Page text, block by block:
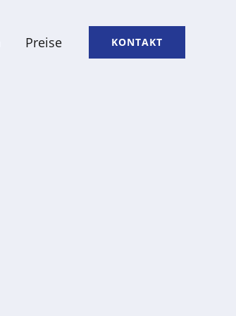
Preise KONTAKT